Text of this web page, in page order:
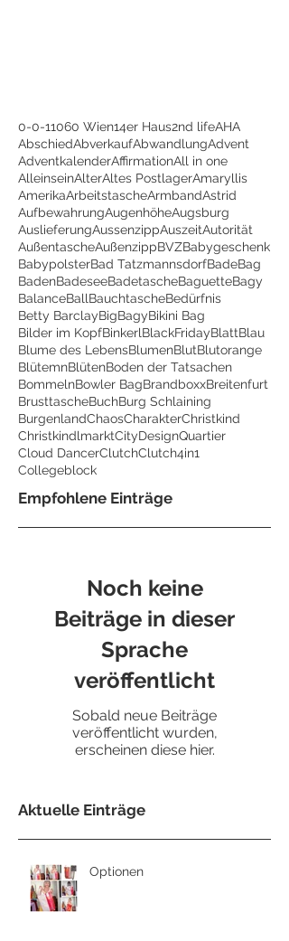
0-0-11060 Wien14er Haus2nd lifeAHA
AbschiedAbverkaufAbwandlungAdvent
AdventkalenderAffirmationAll in one
AlleinseinAlterAltes PostlagerAmaryllis
AmerikaArbeitstascheArmbandAstrid
AufbewahrungAugenhöheAugsburg
AuslieferungAussenzippAuszeitAutorität
AußentascheAußenzippBVZBabygeschenk
BabypolsterBad TatzmannsdorfBadeBag
BadenBadeseeBadetascheBaguetteBagy
BalanceBallBauchtascheBedürfnis
Betty BarclayBigBagyBikini Bag
Bilder im KopfBinkerlBlackFridayBlattBlau
Blume des LebensBlumenBlutBlutorange
BlütemnBlütenBoden der Tatsachen
BommelnBowler BagBrandboxxBreitenfurt
BrusttascheBuchBurg Schlaining
BurgenlandChaosCharakterChristkind
ChristkindlmarktCityDesignQuartier
Cloud DancerClutchClutch4in1
Collegeblock
Empfohlene Einträge
Noch keine
Beiträge in dieser
Sprache
veröffentlicht
Sobald neue Beiträge
veröffentlicht wurden,
erscheinen diese hier.
Aktuelle Einträge
Optionen